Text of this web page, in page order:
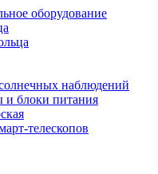
оборудование
наблюдений
и блоки питания
телескопов